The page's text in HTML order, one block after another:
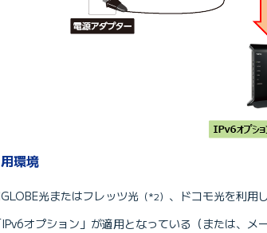
環境
光またはフレッツ光 （*2） 、ドコモ光を利用
IPv6オプション」が適用となっている（または、メ